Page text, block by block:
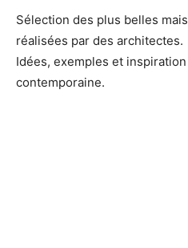
Sélection des plus belles
réalisées par des architectes.
Idées, exemples et
contemporaine.